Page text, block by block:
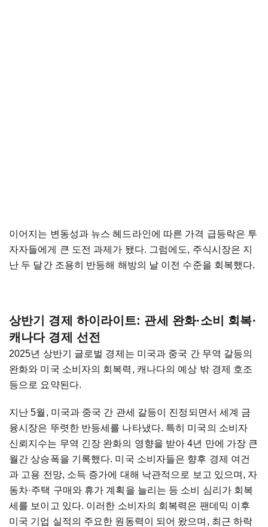
이어지는 변동성과 뉴스 헤드라인에 따른 가격 급등락은 투
자자들에게 큰 도전 과제가 됐다. 그럼에도, 주식시장은 지
난 두 달간 조용히 반등해 해방의 날 이전 수준을 회복했다.
상반기 경제 하이라이트: 관세 완화·소비 회복·
캐나다 경제 선전
2025년 상반기 글로벌 경제는 미국과 중국 간 무역 갈등의
완화와 미국 소비자의 회복력, 캐나다의 예상 밖 경제 호조
등으로 요약된다.
지난 5월, 미국과 중국 간 관세 갈등이 진정되면서 세계 금
융시장은 뚜렷한 반등세를 나타냈다. 특히 미국의 소비자
신뢰지수는 무역 긴장 완화의 영향을 받아 4년 만에 가장 큰
월간 상승폭을 기록했다. 미국 소비자들은 향후 경제 여건
과 고용 전망, 소득 증가에 대해 낙관적으로 보고 있으며, 자
동차·주택 구매와 휴가 계획을 늘리는 등 소비 심리가 회복
세를 보이고 있다. 이러한 소비자의 회복력은 팬데믹 이후
미국 기업 실적의 주요한 원동력이 되어 왔으며, 최근 하락